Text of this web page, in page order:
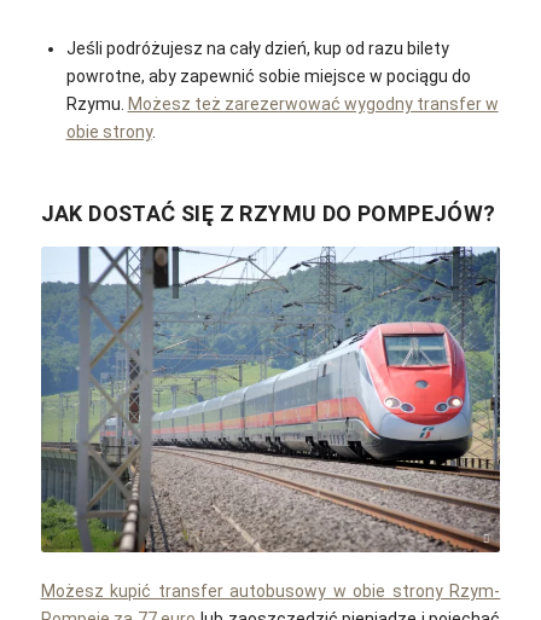
Jeśli podróżujesz na cały dzień, kup od razu bilety
powrotne, aby zapewnić sobie miejsce w pociągu do
Rzymu. Możesz też zarezerwować wygodny transfer w
obie strony.
JAK DOSTAĆ SIĘ Z RZYMU DO POMPEJÓW?
Ferrovie dello Stato Italiane / Flickr / CC0 1.0
Możesz kupić transfer autobusowy w obie strony Rzym-